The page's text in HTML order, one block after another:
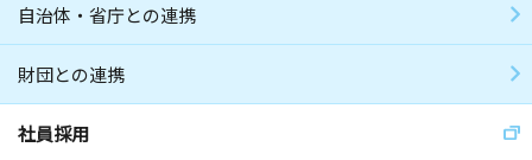
自治体・省庁との連携
財団との連携
社員採用